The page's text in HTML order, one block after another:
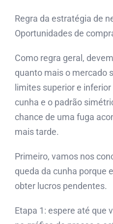
Regra da estratégia de
Oportunidades de
Como regra geral,
quanto mais o mercado
limites superior e
cunha e o padrão
chance de uma fuga
mais tarde.
Primeiro, vamos nos
queda da cunha porque
obter lucros pendentes.
Etapa 1: espere até que